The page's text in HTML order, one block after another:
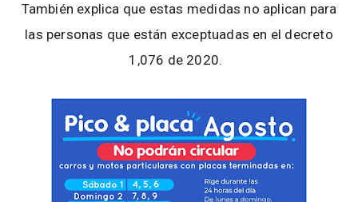
También explica que estas medidas no aplican para
las personas que están exceptuadas en el decreto
1,076 de 2020.